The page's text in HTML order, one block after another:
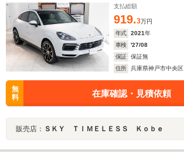
パイプ/リアサイドエアバッグ支払総額
919.3万円
年式
2021年
車検
'27/08
保証
保証無
住所
兵庫県神戸市中央区
無
料
在庫確認・見積依頼
販売店： ＳＫＹ ＴＩＭＥＬＥＳＳ Ｋｏｂｅ